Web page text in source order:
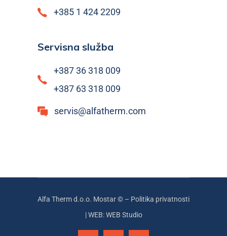
+385 1 424 2209
Servisna služba
+387 36 318 009
+387 63 318 009
servis@alfatherm.com
Alfa Therm d.o.o. Mostar © – Politika privatnosti
|WEB: WEB Studio